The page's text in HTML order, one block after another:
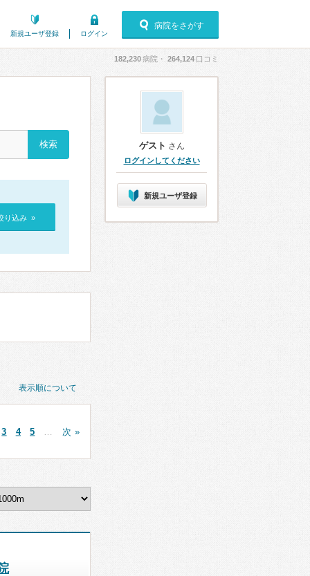
新規ユーザ登録 ログイン
病院をさがす
182,230病院・ 264,124 口コミ
り込み »
表示順について
3 4 5 次 »
ゲスト さん
ログインしてください
新規ユーザ登録